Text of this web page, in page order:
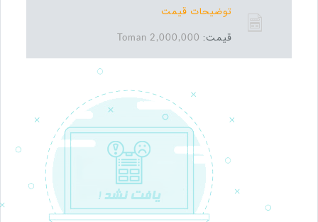
توضیحات قیمت
قیمت: 2,000,000 Toman